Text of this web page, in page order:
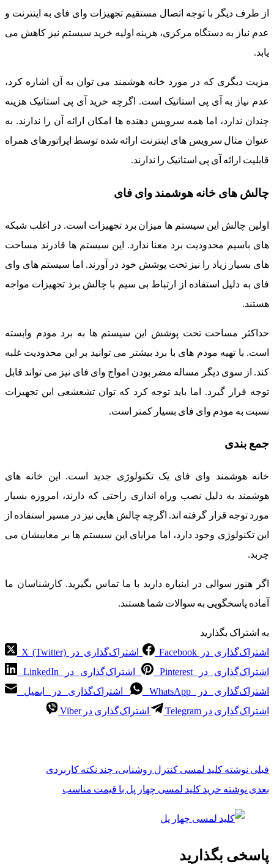
از طرف دیگر با توجه اتصال مستقیم تجهیزات وای فای به اینترنت و
عدم نیاز به دستگاه مرکزی، هزینه اولیه خرید سیستم نیز کاهش می
یابد.
مزیت دیگری که در مورد خانه هوشمند می توان به آن اشاره کرد،
عدم نیاز به آی پی استاتیک است. اگرچه خرید آی پی استاتیک هزینه
چندان ندارد، اما همه سرویس دهنده ها امکان ارائه آن را ندارند. به
عنوان مثال سرویس های اینترنت ارائه شده توسط اپراتورهای همراه
قابلیت ارائه آی پی استاتیک را ندارند.
چالش های خانه هوشمند وای فای
اولین چالش این سیستم ها میزان برد تجهیزات است. در اغلب شبکه
های باسیم محدودیت برد معنا ندارد. این سیستم ها قادرند مساحت
های بسیار زیاد را نیز تحت پوشش خود در آورند. اما سیستم های وای
فای به دلیل استفاده از ارتباط بی سیم با چالش برد تجهیزات مواجه
هستند.
حداکثر مساحت تحت پوشش این سیستم ها به برد مودم وابسته
است. با تهیه مودم های با برد بیشتر می توانید بر این محدودیت غلبه
کند. از سوی دیگر مساله مضر بودن امواج وای فای نیز می تواند قابل
توجه قرار گیرد. اما باید توجه کرد که توان تشعشعی این تجهیزات
نسبت به مودم وای فای بسیار کمتر است.
جمع بندی
خانه هوشمند وای فای یک تکنولوژی جدید است. این خانه های
هوشمند به دلیل نصب وراه اندازی راحتی که دارند، امروزه بسیار
مورد توجه قرار گرفته اند. اگرچه چالش هایی نیز در مسیر استفاده از
این تکنولوژی وجود دارد، اما مزایای این سیستم ها بر معایبشان می
چربد.
اگر هنوز سوالی در اینباره دارید با ما تماس بگیرید. کارشناسان ما
آماده پاسخگویی به سوالات شما هستند.
به اشتراک بگذارید
اشتراک‌گذاری در Facebook
اشتراک‌گذاری در X (Twitter)
اشتراک‌گذاری در Pinterest
اشتراک‌گذاری در LinkedIn
اشتراک‌گذاری در WhatsApp
اشتراک‌گذاری در ایمیل
اشتراک‌گذاری در Telegram
اشتراک‌گذاری در Viber
قبلی نوشته کلید لمسی کنترل روشنایی، چند نکته کاربردی
بعدی نوشته خرید کلید لمسی چهار پل با قیمت مناسب
پاسخی بگذارید